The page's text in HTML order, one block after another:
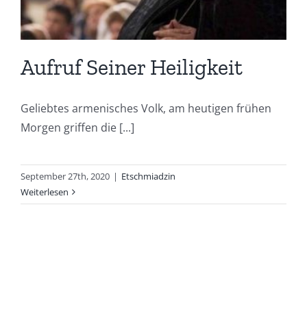
Aufruf Seiner Heiligkeit
Geliebtes armenisches Volk, am heutigen frühen
Morgen griffen die [...]
September 27th, 2020 | Etschmiadzin
Weiterlesen